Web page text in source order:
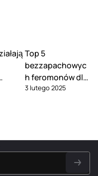
Top 5
bezzapachowyc
h feromonów dla
mężczyzn
3 lutego 2025